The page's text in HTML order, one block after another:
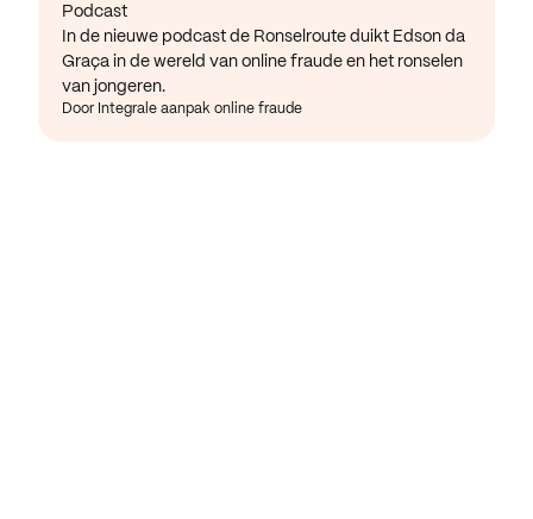
Podcast
In de nieuwe podcast de Ronselroute duikt Edson da
Graça in de wereld van online fraude en het ronselen
van jongeren.
Door Integrale aanpak online fraude